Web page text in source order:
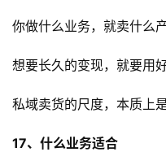
你做什么业务，就卖什么产
想要长久的变现，就要用
私域卖货的尺度，本质上
17、什么业务适合